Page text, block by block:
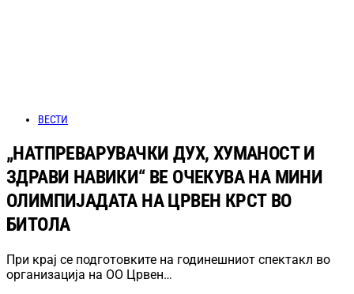
ВЕСТИ
„НАТПРЕВАРУВАЧКИ ДУХ, ХУМАНОСТ И
ЗДРАВИ НАВИКИ“ ВЕ ОЧЕКУВА НА МИНИ
ОЛИМПИЈАДАТА НА ЦРВЕН КРСТ ВО
БИТОЛА
При крај се подготовките на годинешниот спектакл во
организација на ОО Црвен…